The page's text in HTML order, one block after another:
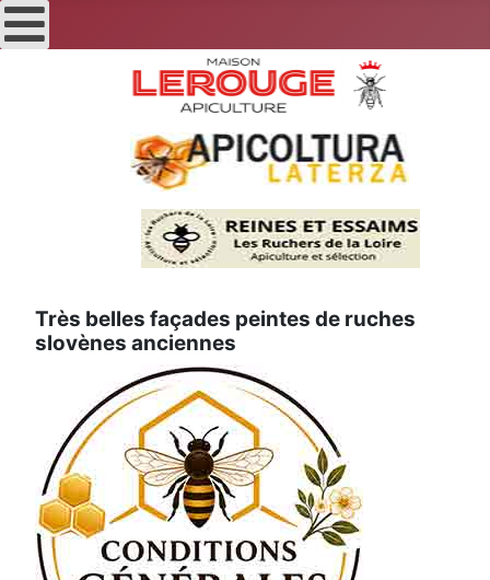
Très belles façades peintes de ruches
slovènes anciennes